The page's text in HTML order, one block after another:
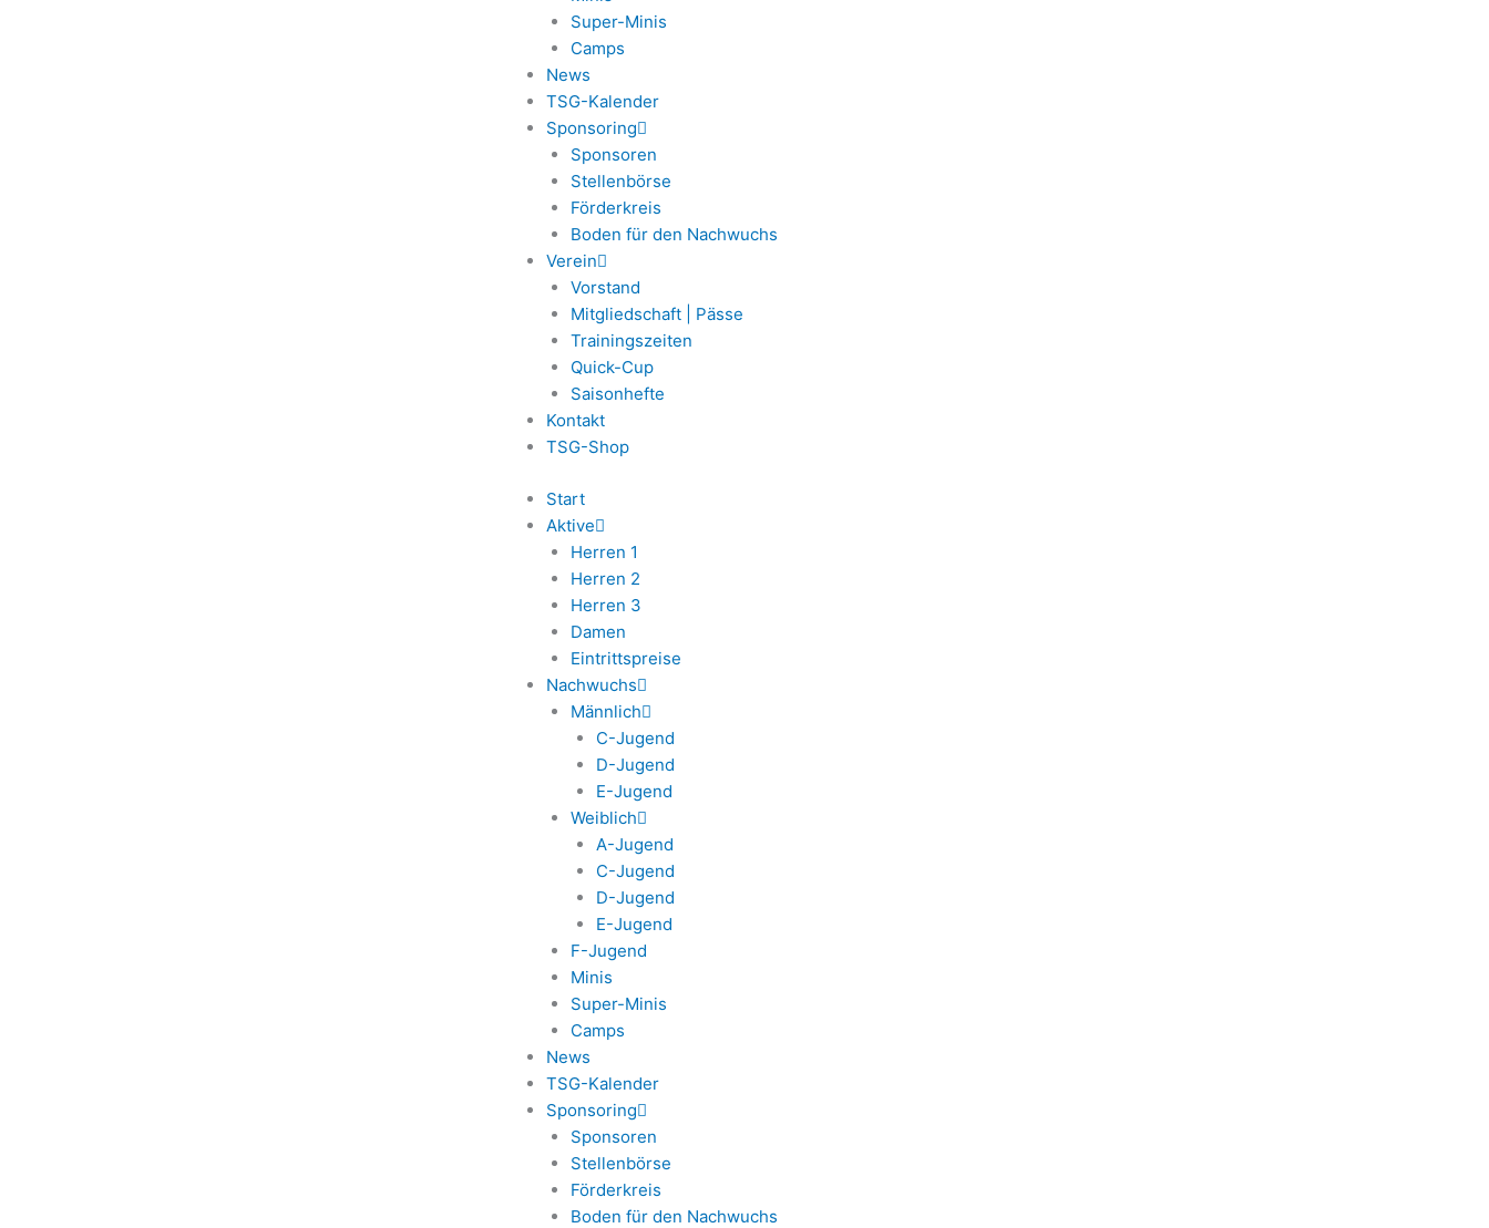
Super-Minis
Camps
News
TSG-Kalender
Sponsoring
Sponsoren
Stellenbörse
Förderkreis
Boden für den Nachwuchs
Verein
Vorstand
Mitgliedschaft | Pässe
Trainingszeiten
Quick-Cup
Saisonhefte
Kontakt
TSG-Shop
Start
Aktive
Herren 1
Herren 2
Herren 3
Damen
Eintrittspreise
Nachwuchs
Männlich
C-Jugend
D-Jugend
E-Jugend
Weiblich
A-Jugend
C-Jugend
D-Jugend
E-Jugend
F-Jugend
Minis
Super-Minis
Camps
News
TSG-Kalender
Sponsoring
Sponsoren
Stellenbörse
Förderkreis
Boden für den Nachwuchs